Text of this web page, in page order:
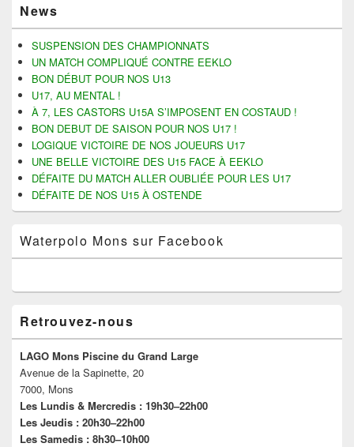
principale
de
widget
pour
barre
latérale
News
SUSPENSION DES CHAMPIONNATS
UN MATCH COMPLIQUÉ CONTRE EEKLO
BON DÉBUT POUR NOS U13
U17, AU MENTAL !
À 7, LES CASTORS U15A S’IMPOSENT EN COSTAUD !
BON DEBUT DE SAISON POUR NOS U17 !
LOGIQUE VICTOIRE DE NOS JOUEURS U17
UNE BELLE VICTOIRE DES U15 FACE À EEKLO
DÉFAITE DU MATCH ALLER OUBLIÉE POUR LES U17
DÉFAITE DE NOS U15 À OSTENDE
Waterpolo Mons sur Facebook
Retrouvez-nous
LAGO Mons Piscine du Grand Large
Avenue de la Sapinette, 20
7000, Mons
Les Lundis & Mercredis : 19h30–22h00
Les Jeudis : 20h30–22h00
Les Samedis : 8h30–10h00